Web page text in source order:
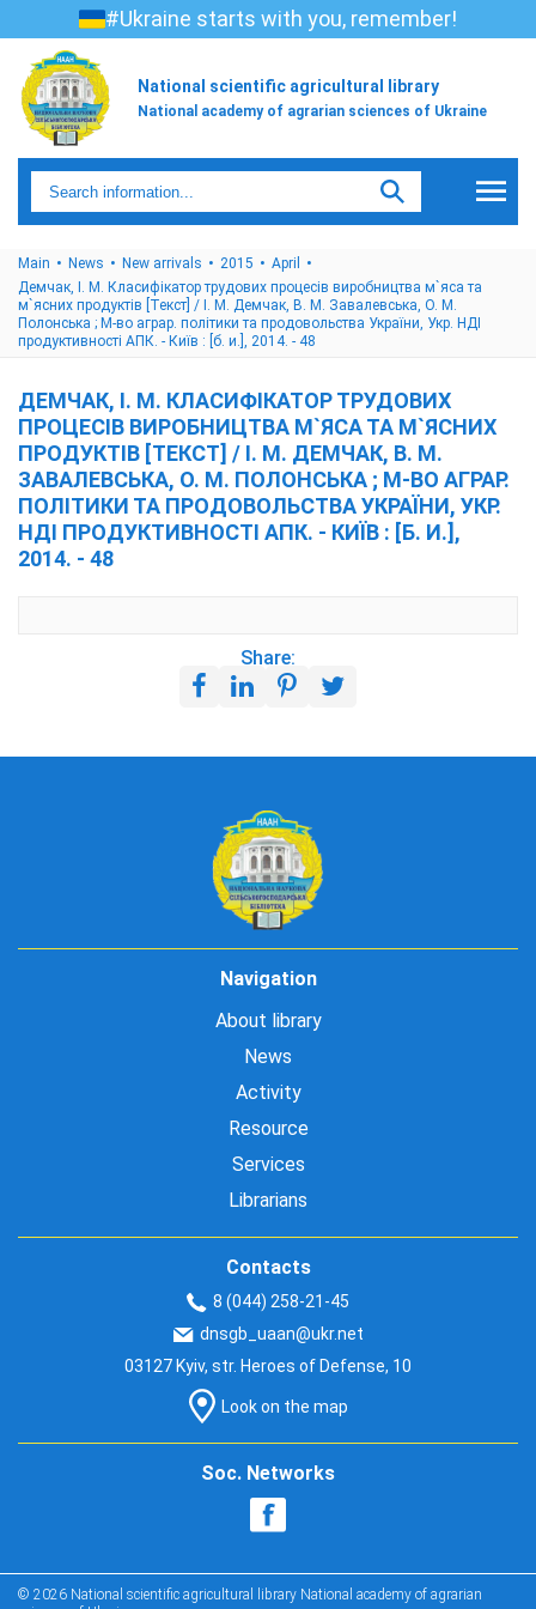
#Ukraine starts with you, remember!
National scientific agricultural library
National academy of agrarian sciences of Ukraine
Main News New arrivals 2015
April
Демчак, І. М. Класифікатор трудових процесів виробництва м`яса та
м`ясних продуктів [Текст] / І. М. Демчак, В. М. Завалевська, О. М.
Полонська ; М-во аграр. політики та продовольства України, Укр. НДІ
продуктивності АПК. - Київ : [б. и.], 2014. - 48
ДЕМЧАК, І. М. КЛАСИФІКАТОР ТРУДОВИХ
ПРОЦЕСІВ ВИРОБНИЦТВА М`ЯСА ТА М`ЯСНИХ
ПРОДУКТІВ [ТЕКСТ] / І. М. ДЕМЧАК, В. М.
ЗАВАЛЕВСЬКА, О. М. ПОЛОНСЬКА ; М-ВО АГРАР.
ПОЛІТИКИ ТА ПРОДОВОЛЬСТВА УКРАЇНИ, УКР.
НДІ ПРОДУКТИВНОСТІ АПК. - КИЇВ : [Б. И.],
2014. - 48
Share:
Navigation
About library
News
Activity
Resource
Services
Librarians
Contacts
8 (044) 258-21-45
dnsgb_uaan@ukr.net
03127 Kyiv, str. Heroes of Defense, 10
Look on the map
Soc. Networks
© 2026 National scientific agricultural library National academy of agrarian